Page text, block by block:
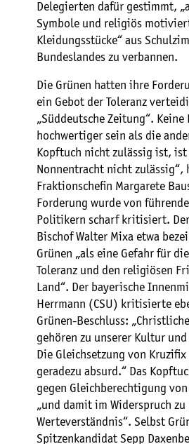
Delegierten dafür gestimmt,
Symbole und religiös
Kleidungsstücke“ aus
Bundeslandes zu verbannen.
Die Grünen hatten ihre
ein Gebot der Toleranz
„Süddeutsche Zeitung“.
hochwertiger sein als die
Kopftuch nicht zulässig ist, ist
Nonnentracht nicht zulässig“,
Fraktionschefin Margarete
Forderung wurde von
Politikern scharf kritisiert.
Bischof Walter Mixa etwa
Grünen „als eine Gefahr für
Toleranz und den religiösen
Land“. Der bayerische
Herrmann (CSU) kritisierte
Grünen-Beschluss:
gehören zu unserer Kultur
Die Gleichsetzung von
geradezu absurd.“ Das
gegen Gleichberechtigung
„und damit im Widerspruch zu
Werteverständnis“. Selbst
Spitzenkandidat Sepp